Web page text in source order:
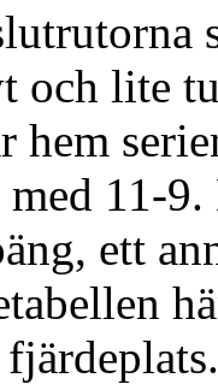
och lite
hem
11-
ett